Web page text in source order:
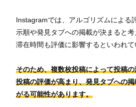
Instagramでは、アルゴリズムによる
示順や発見タブへの掲載が決まると
滞在時間も評価に影響するといわれて
そのため、複数枚投稿によって投稿
投稿の評価が高まり、発見タブへの
がる可能性があります。